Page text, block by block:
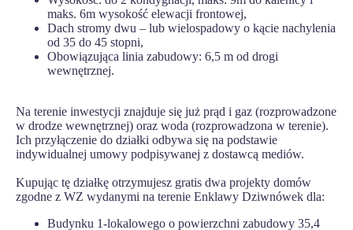
maks. 6m wysokość elewacji frontowej,
Dach stromy dwu – lub wielospadowy o kącie nachylenia
od 35 do 45 stopni,
Obowiązująca linia zabudowy: 6,5 m od drogi
wewnętrznej.
Na terenie inwestycji znajduje się już prąd i gaz (rozprowadzone
w drodze wewnętrznej) oraz woda (rozprowadzona w terenie).
Ich przyłączenie do działki odbywa się na podstawie
indywidualnej umowy podpisywanej z dostawcą mediów.
Kupując tę działkę otrzymujesz gratis dwa projekty domów
zgodne z WZ wydanymi na terenie Enklawy Dziwnówek dla:
Budynku 1-lokalowego o powierzchni zabudowy 35,4